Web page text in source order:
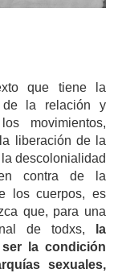
que tiene la
de la relación y
movimientos,
liberación de la
descolonialidad
contra de la
los cuerpos, es
que, para una
de todxs, la
la condición
sexuales,